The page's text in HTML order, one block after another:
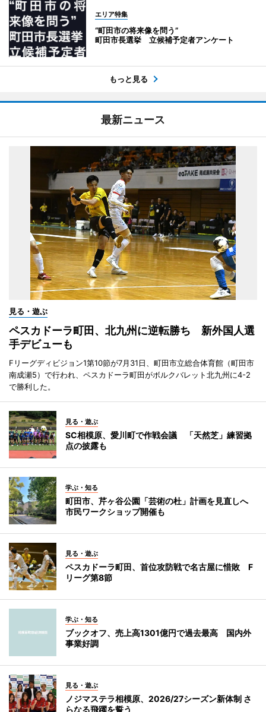
エリア特集
“町田市の将来像を問う”
町田市長選挙 立候補予定者アンケート
もっと見る
最新ニュース
見る・遊ぶ
ペスカドーラ町田、北九州に逆転勝ち 新外国人選
手デビューも
Fリーグディビジョン1第10節が7月31日、町田市立総合体育館（町田市
南成瀬5）で行われ、ペスカドーラ町田がボルクバレット北九州に4-2
で勝利した。
見る・遊ぶ
SC相模原、愛川町で作戦会議 「天然芝」練習拠
点の披露も
学ぶ・知る
町田市、芹ヶ谷公園「芸術の杜」計画を見直しへ
市民ワークショップ開催も
見る・遊ぶ
ペスカドーラ町田、首位攻防戦で名古屋に惜敗 F
リーグ第8節
学ぶ・知る
ブックオフ、売上高1301億円で過去最高 国内外
事業好調
見る・遊ぶ
ノジマステラ相模原、2026/27シーズン新体制 さ
らなる飛躍を誓う